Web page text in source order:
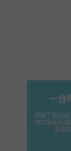
一台
厌倦了朝九
决方案和资
实现